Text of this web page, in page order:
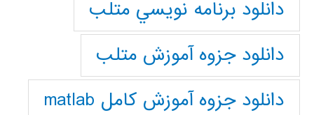
دانلود برنامه نويسي متلب
دانلود جزوه آموزش متلب
دانلود جزوه آموزش کامل matlab